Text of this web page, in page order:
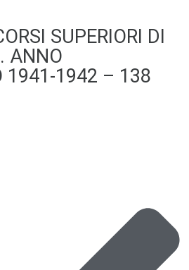
SUPERIORI DI
ANNO
1941-1942 – 138